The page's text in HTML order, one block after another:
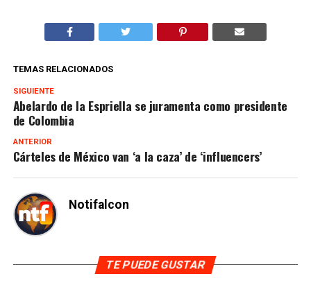
TEMAS RELACIONADOS
SIGUIENTE
Abelardo de la Espriella se juramenta como presidente
de Colombia
ANTERIOR
Cárteles de México van ‘a la caza’ de ‘influencers’
Notifalcon
TE PUEDE GUSTAR